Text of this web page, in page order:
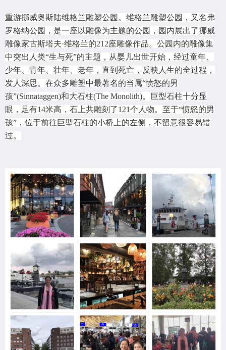
重游挪威奥斯陆维格兰雕塑公园。维格兰雕塑公园，又名弗
罗格纳公园，是一座以雕像为主题的公园，园内展出了挪威
雕像家古斯塔夫·维格兰的212座雕像作品。公园内的雕像集
中突出人类“生与死”的主题，从婴儿出世开始，经过童年、
少年、青年、壮年、老年，直到死亡，反映人生的全过程，
发人深思。在众多雕塑中最著名的当属“愤怒的男
孩”(Sinnataggen)和大石柱(The Monolith)。巨型石柱十分显
眼，足有14米高，石上共雕刻了121个人物。至于“愤怒的男
孩”，位于前往巨型石柱的小桥上的左侧，不留意很容易错
过。